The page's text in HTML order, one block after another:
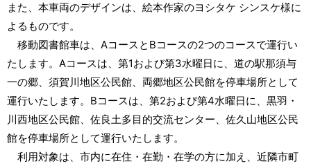
また、本車両のデザインは、絵本作家のヨシタケ シンスケ様に
よるものです。
移動図書館車は、AコースとBコースの2つのコースで運行い
たします。Aコースは、第1および第3水曜日に、道の駅那須与
一の郷、須賀川地区公民館、両郷地区公民館を停車場所として
運行いたします。Bコースは、第2および第4水曜日に、黒羽・
川西地区公民館、佐良土多目的交流センター、佐久山地区公民
館を停車場所として運行いたします。
利用対象は、市内に在住・在勤・在学の方に加え、近隣市町